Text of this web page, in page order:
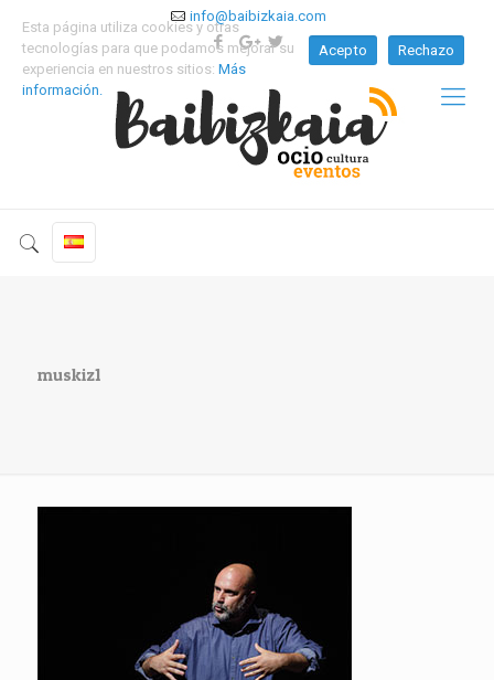
info@baibizkaia.com
muskiz1
Esta página utiliza cookies y otras
tecnologías para que podamos mejorar su
experiencia en nuestros sitios: Más
información.
Acepto Rechazo